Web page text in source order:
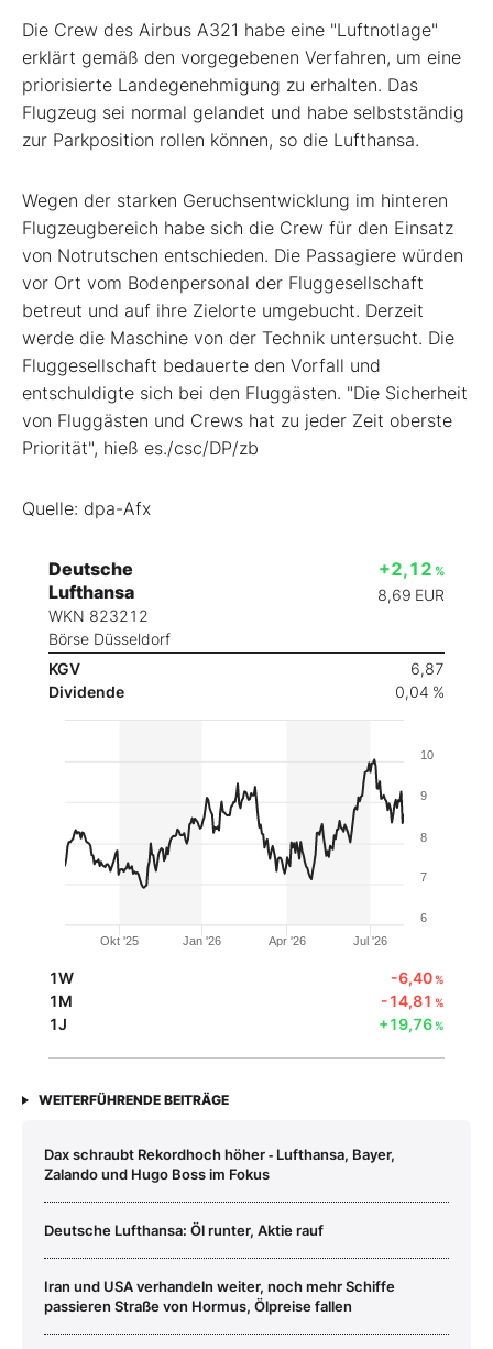
Die Crew des Airbus A321 habe eine "Luftnotlage"
erklärt gemäß den vorgegebenen Verfahren, um eine
priorisierte Landegenehmigung zu erhalten. Das
Flugzeug sei normal gelandet und habe selbstständig
zur Parkposition rollen können, so die Lufthansa.
Wegen der starken Geruchsentwicklung im hinteren
Flugzeugbereich habe sich die Crew für den Einsatz
von Notrutschen entschieden. Die Passagiere würden
vor Ort vom Bodenpersonal der Fluggesellschaft
betreut und auf ihre Zielorte umgebucht. Derzeit
werde die Maschine von der Technik untersucht. Die
Fluggesellschaft bedauerte den Vorfall und
entschuldigte sich bei den Fluggästen. "Die Sicherheit
von Fluggästen und Crews hat zu jeder Zeit oberste
Priorität", hieß es./csc/DP/zb
Quelle: dpa-Afx
Deutsche
Lufthansa
WKN 823212
Börse Düsseldorf
+2,12 %
8,69 EUR
KGV
6,87
Dividende
0,04 %
Okt '25 Jan '26 Apr '26 Jul '26
6
7
8
9
10
1W -6,40%
1M -14,81 %
1J +19,76%
WEITERFÜHRENDE BEITRÄGE
Dax schraubt Rekordhoch höher ‑ Lufthansa, Bayer,
Zalando und Hugo Boss im Fokus
Deutsche Lufthansa: Öl runter, Aktie rauf
Iran und USA verhandeln weiter, noch mehr Schiffe
passieren Straße von Hormus, Ölpreise fallen